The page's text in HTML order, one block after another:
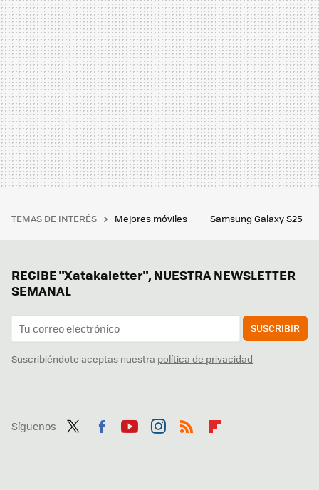
TEMAS DE INTERÉS Mejores móviles Samsung Galaxy S25
RECIBE "Xatakaletter", NUESTRA NEWSLETTER
SEMANAL
SUSCRIBIR
Suscribiéndote aceptas nuestra política de privacidad
Síguenos